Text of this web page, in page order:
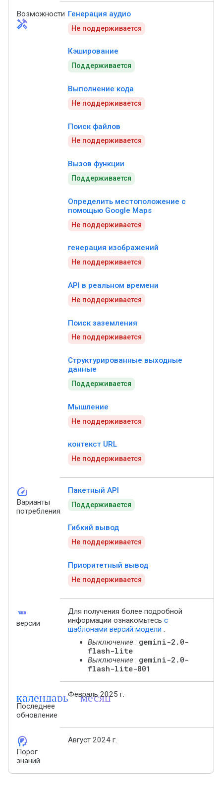
Возможности
handyman
Генерация аудио
Не поддерживается
Кэширование
Поддерживается
Выполнение кода
Не поддерживается
Поиск файлов
Не поддерживается
Вызов функции
Поддерживается
Определить местоположение с
помощью Google Maps
Не поддерживается
генерация изображений
Не поддерживается
API в реальном времени
Не поддерживается
Поиск заземления
Не поддерживается
Структурированные выходные
данные
Поддерживается
Мышление
Не поддерживается
контекст URL
Не поддерживается
speed
Варианты
потребления
Пакетный API
Поддерживается
Гибкий вывод
Не поддерживается
Приоритетный вывод
Не поддерживается
123
версии
Для получения более подробной
информации ознакомьтесь с
шаблонами версий модели .
Выключение : gemini-2.0-
flash-lite
Выключение : gemini-2.0-
flash-lite-001
календарь_месяц
Последнее
обновление
Февраль 2025 г.
cognition_2
Порог
знаний
Август 2024 г.